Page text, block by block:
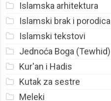
Islamska arhitektura
Islamski brak i porodica
Islamski tekstovi
Jednoća Boga (Tewhid)
Kur'an i Hadis
Kutak za sestre
Meleki